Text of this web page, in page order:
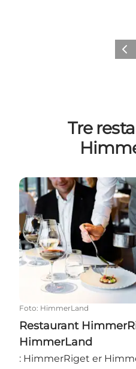
Tre
Restaurant
Foto: HimmerLand
Restaurant
HimmerLand
: HimmerRiget er